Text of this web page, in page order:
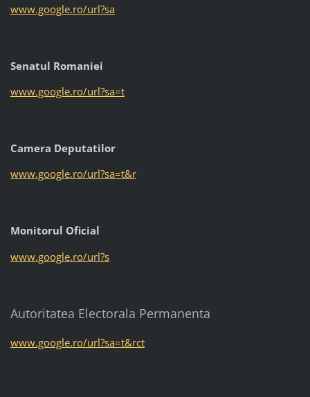
www.google.ro/url?sa
Senatul Romaniei
www.google.ro/url?sa=t
Camera Deputatilor
www.google.ro/url?sa=t&r
Monitorul Oficial
www.google.ro/url?s
Autoritatea Electorala Permanenta
www.google.ro/url?sa=t&rct